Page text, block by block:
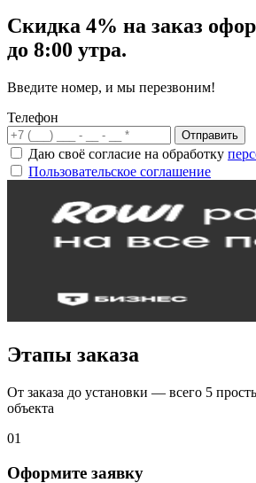
Скидка 4% на заказ
до 8:00 утра.
Введите номер, и мы перезвоним!
Телефон
Отправить
Даю своё согласие на обработку
Пользовательское соглашение
Этапы заказа
От заказа до установки — всего 5
объекта
01
Оформите заявку